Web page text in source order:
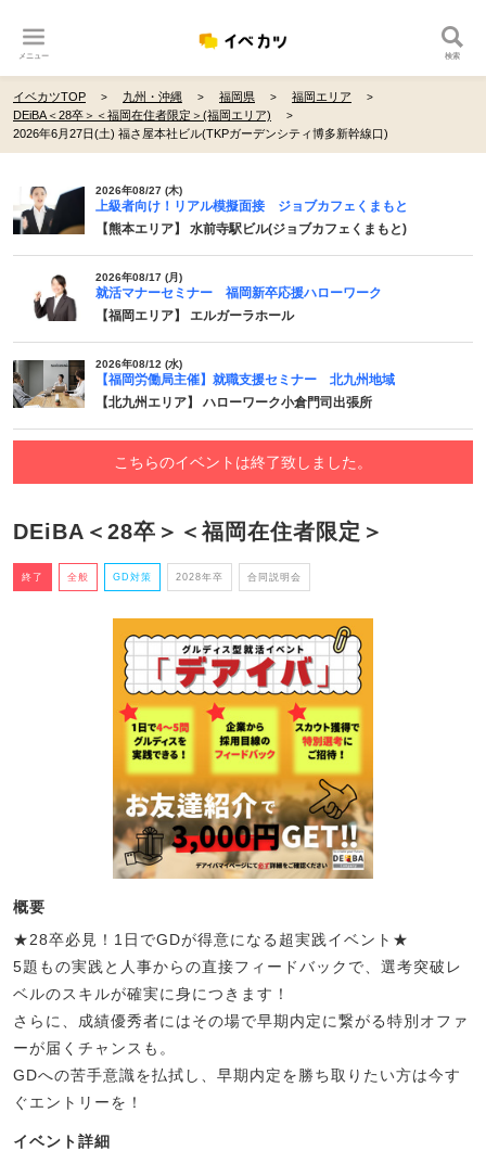
メニュー 検索
イベカツTOP 九州・沖縄 福岡県
福岡エリア
DEiBA＜28卒＞＜福岡在住者限定＞(福岡エリア)
2026年6月27日(土) 福さ屋本社ビル(TKPガーデンシティ博多新幹線口)
2026年08/27 (木)
上級者向け！リアル模擬面接 ジョブカフェくまもと
【熊本エリア】 水前寺駅ビル(ジョブカフェくまもと)
2026年08/17 (月)
就活マナーセミナー 福岡新卒応援ハローワーク
【福岡エリア】 エルガーラホール
2026年08/12 (水)
【福岡労働局主催】就職支援セミナー 北九州地域
【北九州エリア】 ハローワーク小倉門司出張所
こちらのイベントは終了致しました。
DEiBA＜28卒＞＜福岡在住者限定＞
終了 全般 GD対策 2028年卒 合同説明会
概要
★28卒必見！1日でGDが得意になる超実践イベント★
5題もの実践と人事からの直接フィードバックで、選考突破レ
ベルのスキルが確実に身につきます！
さらに、成績優秀者にはその場で早期内定に繋がる特別オファ
ーが届くチャンスも。
GDへの苦手意識を払拭し、早期内定を勝ち取りたい方は今す
ぐエントリーを！
イベント詳細